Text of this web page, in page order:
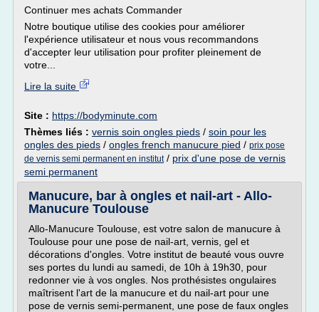
Continuer mes achats Commander
Notre boutique utilise des cookies pour améliorer
l'expérience utilisateur et nous vous recommandons
d'accepter leur utilisation pour profiter pleinement de
votre...
Lire la suite
Site : https://bodyminute.com
Thèmes liés : vernis soin ongles pieds / soin pour les
ongles des pieds / ongles french manucure pied / prix pose
de vernis semi permanent en institut/ prix d'une pose de vernis
semi permanent
Manucure, bar à ongles et nail-art - Allo-
Manucure Toulouse
Allo-Manucure Toulouse, est votre salon de manucure à
Toulouse pour une pose de nail-art, vernis, gel et
décorations d'ongles. Votre institut de beauté vous ouvre
ses portes du lundi au samedi, de 10h à 19h30, pour
redonner vie à vos ongles. Nos prothésistes ongulaires
maîtrisent l'art de la manucure et du nail-art pour une
pose de vernis semi-permanent, une pose de faux ongles